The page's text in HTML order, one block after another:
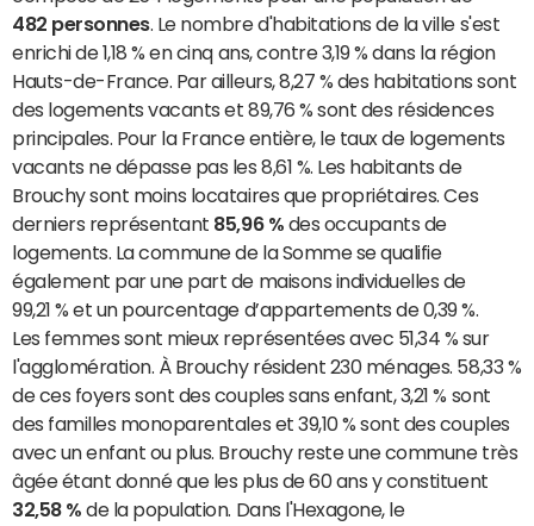
482 personnes. Le nombre d'habitations de la ville s'est
enrichi de 1,18 % en cinq ans, contre 3,19 % dans la région
Hauts-de-France. Par ailleurs, 8,27 % des habitations sont
des logements vacants et 89,76 % sont des résidences
principales. Pour la France entière, le taux de logements
vacants ne dépasse pas les 8,61 %. Les habitants de
Brouchy sont moins locataires que propriétaires. Ces
derniers représentant 85,96 % des occupants de
logements. La commune de la Somme se qualifie
également par une part de maisons individuelles de
99,21 % et un pourcentage d’appartements de 0,39 %.
Les femmes sont mieux représentées avec 51,34 % sur
l'agglomération. À Brouchy résident 230 ménages. 58,33 %
de ces foyers sont des couples sans enfant, 3,21 % sont
des familles monoparentales et 39,10 % sont des couples
avec un enfant ou plus. Brouchy reste une commune très
âgée étant donné que les plus de 60 ans y constituent
32,58 % de la population. Dans l'Hexagone, le